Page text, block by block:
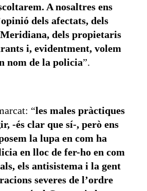
A nosaltres ens
dels afectats, dels
dels propietaris
i, evidentment, volem
nom de la policia”.
“les males pràctiques
-és clar que sí-, però ens
la lupa en com ha
en lloc de fer-ho en com
els antisistema i la gent
severes de l’ordre